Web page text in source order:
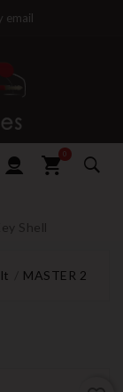
email
0
Shell
MASTER 2